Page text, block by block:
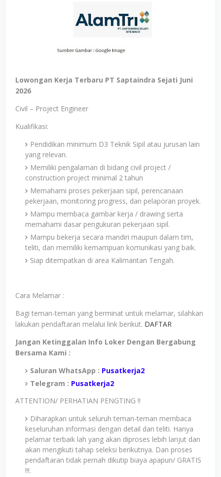
Lowongan Kerja Terbaru PT Saptaindra Sejati Juni
2026
Civil – Project Engineer
Kualifikasi:
Pendidikan minimum D3 Teknik Sipil atau jurusan lain
yang relevan.
Memiliki pengalaman di bidang civil project /
construction project minimal 2 tahun
Memahami proses pekerjaan sipil, perencanaan
pekerjaan, monitoring progress, dan pelaporan proyek.
Mampu membaca gambar kerja / drawing serta
memahami dasar pengukuran pekerjaan sipil.
Mampu bekerja secara mandiri maupun dalam tim,
teliti, dan memiliki kemampuan komunikasi yang baik.
Siap ditempatkan di area Kalimantan Tengah.
Cara Melamar :
Bagi teman-teman yang berminat untuk melamar, silahkan
lakukan pendaftaran melalui link berikut. DAFTAR
Jangan Ketinggalan Info Loker Dengan Bergabung
Bersama Kami :
Saluran WhatsApp : Pusatkerja2
Telegram : Pusatkerja2
ATTENTION/ PERHATIAN PENGTING !!
Diharapkan untuk seluruh teman-teman membaca
keseluruhan informasi dengan detail dan teliti. Hanya
pelamar terbaik lah yang akan diproses lebih lanjut dan
akan mengikuti tahap seleksi berikutnya. Dan proses
pendaftaran tidak pernah dikutip biaya apapun/ GRATIS
!!!.